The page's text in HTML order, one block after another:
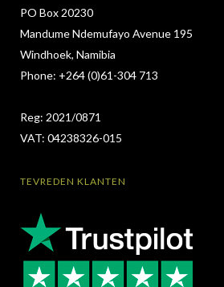
PO Box 20230
Mandume Ndemufayo Avenue 195
Windhoek, Namibia
Phone: +264 (0)61-304 713
Reg: 2021/0871
VAT: 04238326-015
TEVREDEN KLANTEN